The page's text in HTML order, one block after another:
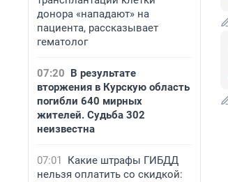
донора «нападают» на
пациента, рассказывает
гематолог
07:20 В результате
вторжения в Курскую область
погибли 640 мирных
жителей. Судьба 302
неизвестна
07:01
Какие штрафы ГИБДД
нельзя оплатить со скидкой: